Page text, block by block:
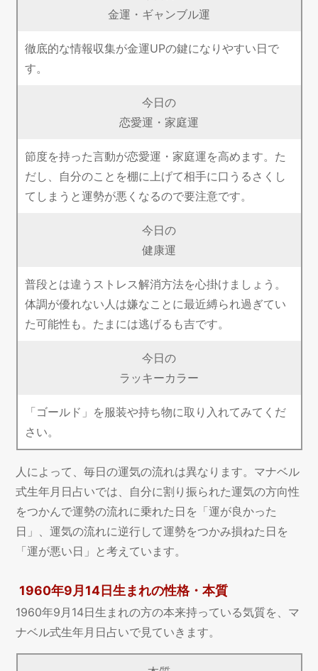
金運・ギャンブル運
徹底的な情報収集が金運UPの鍵になりやすい日で
す。
今日の
恋愛運・家庭運
節度を持った言動が恋愛運・家庭運を高めます。た
だし、自分のことを棚に上げて相手に口うるさくし
てしまうと運勢が悪くなるので要注意です。
今日の
健康運
普段とは違うストレス解消方法を心掛けましょう。
体調が優れない人は嫌なことに最近縛られ過ぎてい
た可能性も。たまには逃げるも吉です。
今日の
ラッキーカラー
「ゴールド」を服装や持ち物に取り入れてみてくだ
さい。
人によって、毎日の運気の流れは異なります。マナベル
式生年月日占いでは、自分に割り振られた運気の方向性
をつかんで運勢の流れに乗れた日を「運が良かった
日」、運気の流れに逆行して運勢をつかみ損ねた日を
「運が悪い日」と考えています。
1960年9月14日生まれの性格・本質
1960年9月14日生まれの方の本来持っている気質を、マ
ナベル式生年月日占いで見ていきます。